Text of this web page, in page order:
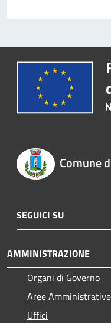
Comune
SEGUICI SU
AMMINISTRAZIONE
Organi di Governo
Aree Amministrative
Uffici